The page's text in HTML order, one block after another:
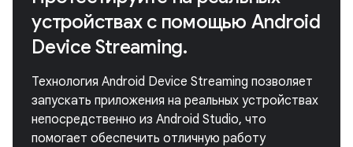
устройствах с помощью Android
Device Streaming.
Технология Android Device Streaming позволяет
запускать приложения на реальных устройствах
непосредственно из Android Studio, что
помогает обеспечить отличную работу